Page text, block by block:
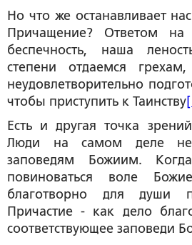
Но что же останавливает
Причащение? Ответом
беспечность, наша
степени отдаемся
неудовлетворительно
чтобы приступить к Таинству
Есть и другая точка
Люди на самом деле не
заповедям Божиим.
повиноваться воле
благотворно для души
Причастие - как дело
соответствующее заповеди